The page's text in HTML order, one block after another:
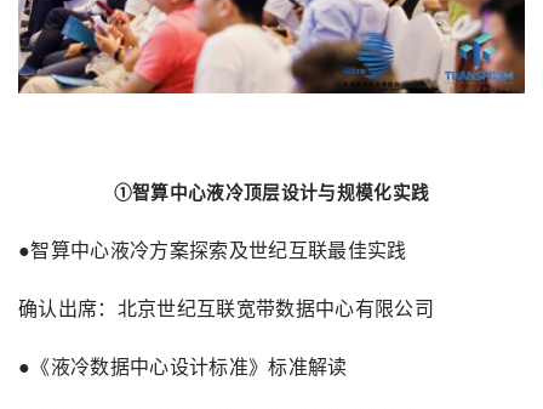
①智算中心液冷顶层设计与规模化实践
●智算中心液冷方案探索及世纪互联最佳实践
确认出席：北京世纪互联宽带数据中心有限公司
●《液冷数据中心设计标准》标准解读